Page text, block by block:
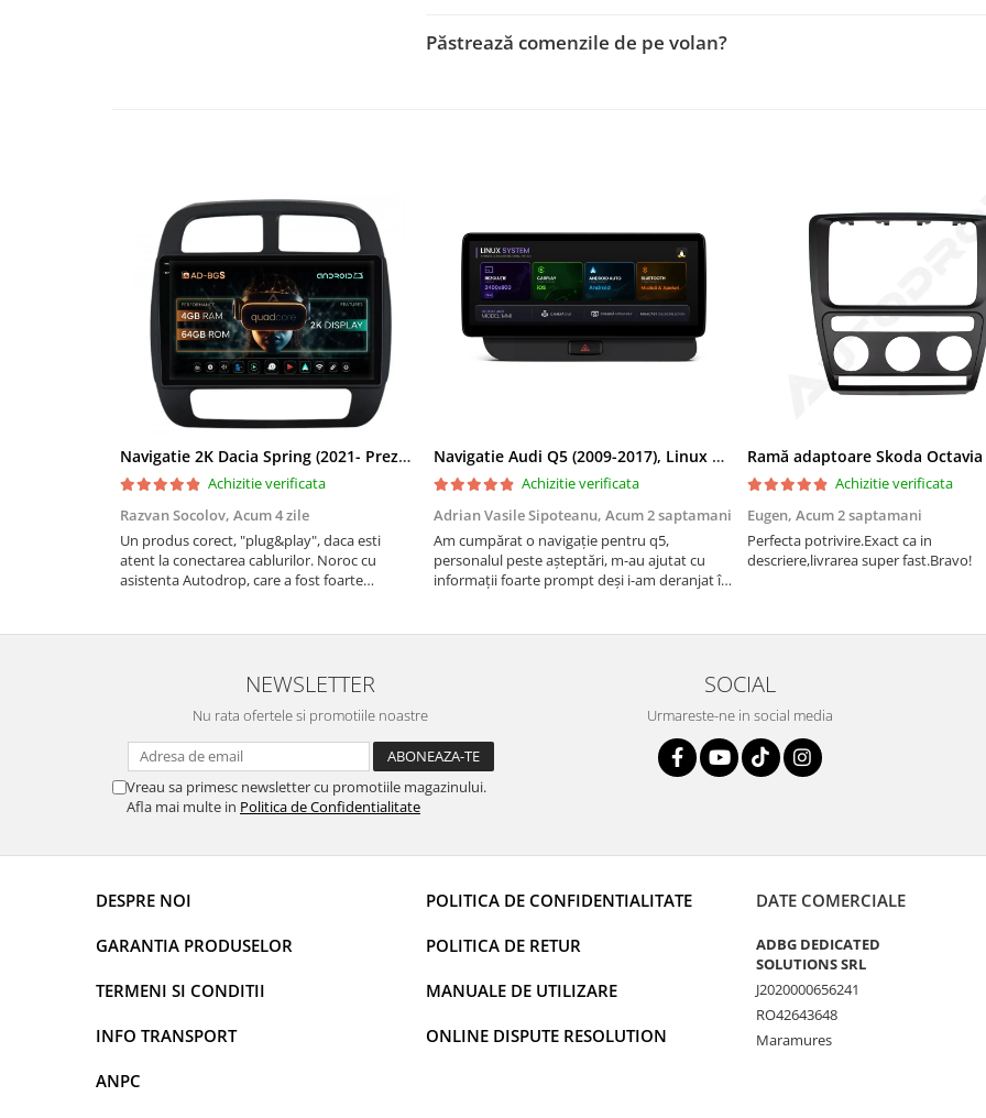
Rame adaptoare BMW
Rame adaptoare Seat
Rame adaptoare Renault
Rame adaptoare Volvo
Rame adaptoare Honda
Rame Adaptoare Porsche
Rame adaptoare Peugeot
Rame adaptoare Kia
Rame adaptoare Alfa Romeo
Rame adaptoare Nissan
Rame adaptoare Fiat
Rame adaptoare Hyundai
Rame adaptoare Chevrolet
Păstrează comenzile de pe volan?
Navigatie 2K Dacia Spring (2021- Prezent), Android, S-Quadcore / 4GB RAM + 64GB ROM, 9.5 Inch - AD-BGS90042K+AD-BGRKIT366V4s
Achizitie verificata
Razvan Socolov, Acum 4 zile
Un produs corect, "plug&play", daca esti
atent la conectarea cablurilor. Noroc cu
asistenta Autodrop, care a fost foarte
conectat cablul de video de la camera OE...
Navigatie Audi Q5 (2009-2017), Linux OS & OEM, MMI 3G, CarPlay & Android Auto Wireless, MirrorLink, Camera AHD, 12.3 Inch - AD-BGAALNXH+AD-BGRKITQ5002
Achizitie verificata
Adrian Vasile Sipoteanu, Acum 2 saptamani
Am cumpărat o navigație pentru q5,
personalul peste așteptări, m-au ajutat cu
informații foarte prompt deși i-am deranjat în
revin la ei și pentru vi...
Achizitie verificata
Eugen, Acum 2 saptamani
Perfecta potrivire.Exact ca in
descriere,livrarea super fast.Bravo!
NEWSLETTER
Nu rata ofertele si promotiile noastre
Vreau sa primesc newsletter cu promotiile magazinului.
Afla mai multe in Politica de Confidentialitate
SOCIAL
Urmareste-ne in social media
DESPRE NOI
GARANTIA PRODUSELOR
TERMENI SI CONDITII
INFO TRANSPORT
ANPC
POLITICA DE CONFIDENTIALITATE
POLITICA DE RETUR
MANUALE DE UTILIZARE
ONLINE DISPUTE RESOLUTION
DATE COMERCIALE
ADBG DEDICATED
SOLUTIONS SRL
J2020000656241
RO42643648
Maramures